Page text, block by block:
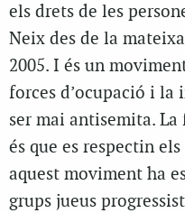
els drets de les
Neix des de la
2005. I és un
forces d’ocupació i
ser mai antisemita.
és que es respectin
aquest moviment ha
grups jueus